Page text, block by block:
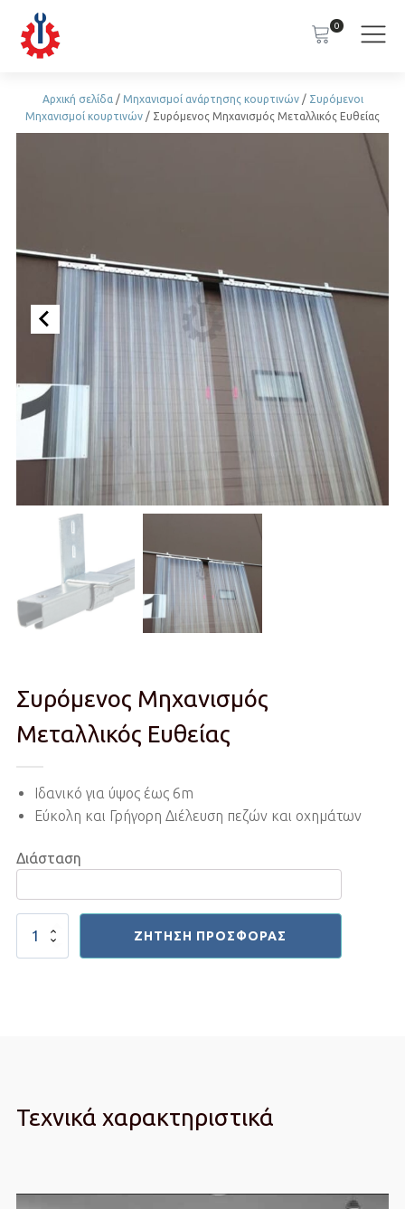
0
Αρχική σελίδα/ Μηχανισμοί ανάρτησης κουρτινών/ Συρόμενοι
Μηχανισμοί κουρτινών / Συρόμενος Μηχανισμός Μεταλλικός Ευθείας
Συρόμενος Μηχανισμός
Μεταλλικός Ευθείας
Ιδανικό για ύψος έως 6m
Εύκολη και Γρήγορη Διέλευση πεζών και οχημάτων
Διάσταση
Συρόμενος
ΖΉΤΗΣΗ ΠΡΟΣΦΟΡΆΣ
Τεχνικά χαρακτηριστικά